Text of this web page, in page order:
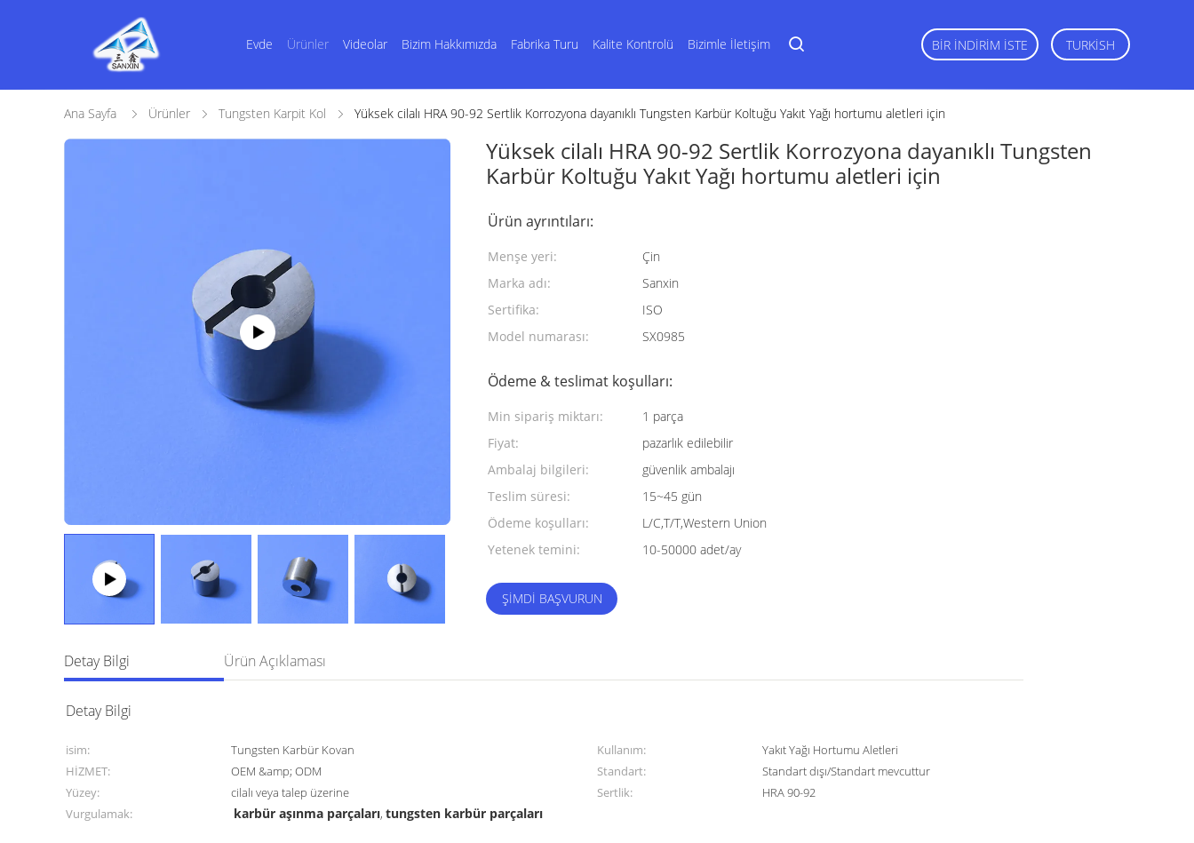
Evde Ürünler Videolar Bizim Hakkımızda Fabrika Turu Kalite Kontrolü Bizimle İletişim BIR İNDIRIM İSTE TURKISH
Ana Sayfa Ürünler Tungsten Karpit Kol Yüksek cilalı HRA 90-92 Sertlik Korrozyona dayanıklı Tungsten Karbür Koltuğu Yakıt Yağı hortumu aletleri için
Yüksek cilalı HRA 90-92 Sertlik Korrozyona dayanıklı Tungsten
Karbür Koltuğu Yakıt Yağı hortumu aletleri için
Ürün ayrıntıları:
Menşe yeri:
Çin
Marka adı:
Sanxin
Sertifika:
ISO
Model numarası:
SX0985
Ödeme & teslimat koşulları:
Min sipariş miktarı:
1 parça
Fiyat:
pazarlık edilebilir
Ambalaj bilgileri:
güvenlik ambalajı
Teslim süresi:
15~45 gün
Ödeme koşulları:
L/C,T/T,Western Union
Yetenek temini:
10-50000 adet/ay
ŞIMDI BAŞVURUN
Detay Bilgi Ürün Açıklaması
Detay Bilgi
isim: Tungsten Karbür Kovan Kullanım:
Yakıt Yağı Hortumu Aletleri
HİZMET:
OEM &amp; ODM Standart:
Standart dışı/Standart mevcuttur
Yüzey:
cilalı veya talep üzerine Sertlik:
HRA 90-92
Vurgulamak:
karbür aşınma parçaları,tungsten karbür parçaları